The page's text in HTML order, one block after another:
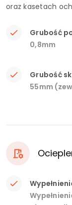
oraz kasetach
Grubość
0,8mm
Grubość
55mm